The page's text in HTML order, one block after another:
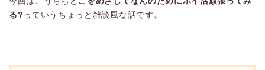
る? っていうちょっと雑談風な話です。